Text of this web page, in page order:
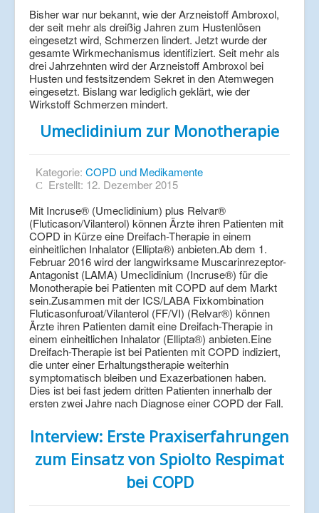
Bisher war nur bekannt, wie der Arzneistoff Ambroxol,
der seit mehr als dreißig Jahren zum Hustenlösen
eingesetzt wird, Schmerzen lindert. Jetzt wurde der
gesamte Wirkmechanismus identifiziert. Seit mehr als
drei Jahrzehnten wird der Arzneistoff Ambroxol bei
Husten und festsitzendem Sekret in den Atemwegen
eingesetzt. Bislang war lediglich geklärt, wie der
Wirkstoff Schmerzen mindert.
Umeclidinium zur Monotherapie
Kategorie: COPD und Medikamente
Erstellt: 12. Dezember 2015
Mit Incruse® (Umeclidinium) plus Relvar®
(Fluticason/Vilanterol) können Ärzte ihren Patienten mit
COPD in Kürze eine Dreifach-Therapie in einem
einheitlichen Inhalator (Ellipta®) anbieten.Ab dem 1.
Februar 2016 wird der langwirksame Muscarinrezeptor-
Antagonist (LAMA) Umeclidinium (Incruse®) für die
Monotherapie bei Patienten mit COPD auf dem Markt
sein.Zusammen mit der ICS/LABA Fixkombination
Fluticasonfuroat/Vilanterol (FF/VI) (Relvar®) können
Ärzte ihren Patienten damit eine Dreifach-Therapie in
einem einheitlichen Inhalator (Ellipta®) anbieten.Eine
Dreifach-Therapie ist bei Patienten mit COPD indiziert,
die unter einer Erhaltungstherapie weiterhin
symptomatisch bleiben und Exazerbationen haben.
Dies ist bei fast jedem dritten Patienten innerhalb der
ersten zwei Jahre nach Diagnose einer COPD der Fall.
Interview: Erste Praxiserfahrungen
zum Einsatz von Spiolto Respimat
bei COPD